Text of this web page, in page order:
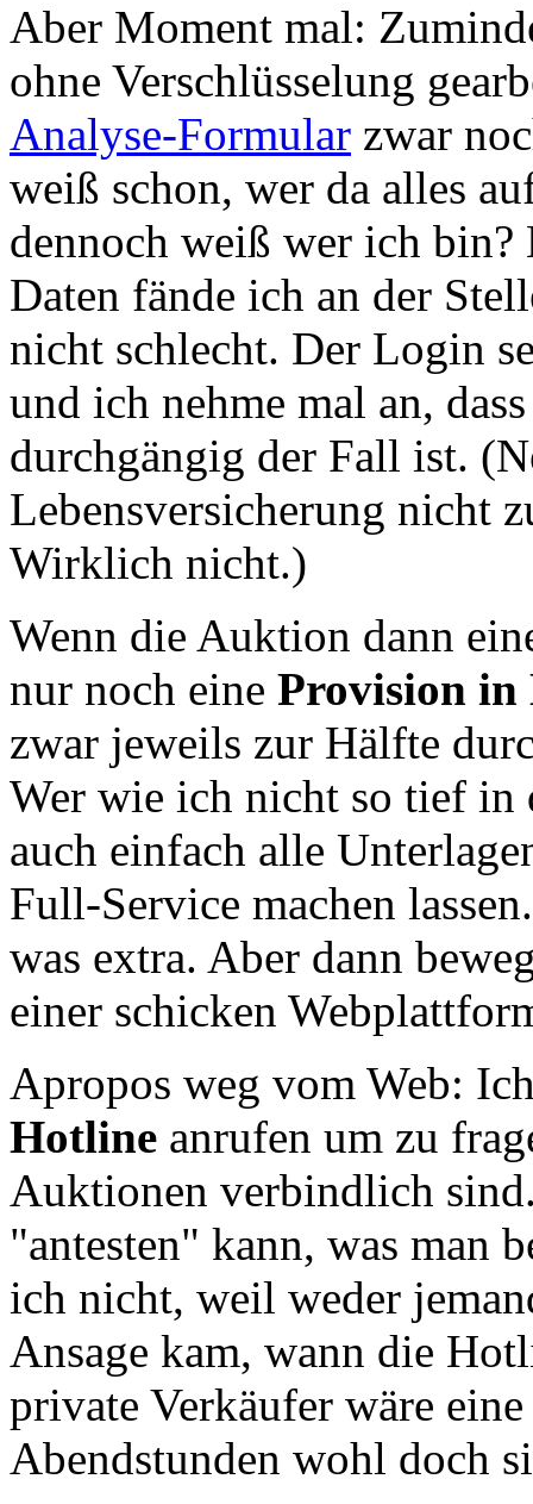
Aber Moment mal:
ohne Verschlüsselung
Analyse-Formular zwar
weiß schon, wer da alles
dennoch weiß wer ich bin?
Daten fände ich an der
nicht schlecht. Der Login
und ich nehme mal an,
durchgängig der Fall ist.
Lebensversicherung nicht
Wirklich nicht.)
Wenn die Auktion dann
nur noch eine Provision in
zwar jeweils zur Hälfte
Wer wie ich nicht so tief in
auch einfach alle
Full-Service machen
was extra. Aber dann
einer schicken
Apropos weg vom Web:
Hotline anrufen um zu
Auktionen verbindlich
"antesten" kann, was man
ich nicht, weil weder
Ansage kam, wann die
private Verkäufer wäre
Abendstunden wohl doch